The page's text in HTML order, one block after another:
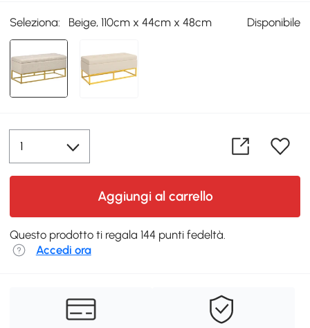
Seleziona: Beige, 110cm x 44cm x 48cm Disponibile
Aggiungi al carrello
Questo prodotto ti regala 144 punti fedeltà.
Accedi ora